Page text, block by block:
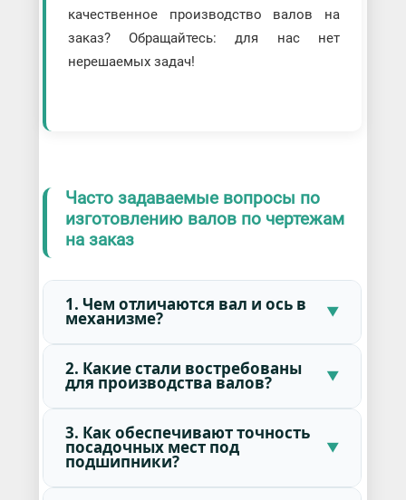
качественное производство валов на
заказ? Обращайтесь: для нас нет
нерешаемых задач!
Часто задаваемые вопросы по
изготовлению валов по чертежам
на заказ
1. Чем отличаются вал и ось в
механизме?
2. Какие стали востребованы
для производства валов?
3. Как обеспечивают точность
посадочных мест под
подшипники?